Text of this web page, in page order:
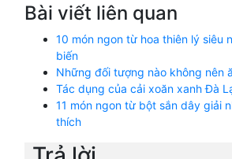
Bài viết liên quan
10 món ngon từ hoa thiên lý siêu
biến
Những đối tượng nào không nên
Tác dụng của cải xoăn xanh Đà
11 món ngon từ bột sắn dây giải
thích